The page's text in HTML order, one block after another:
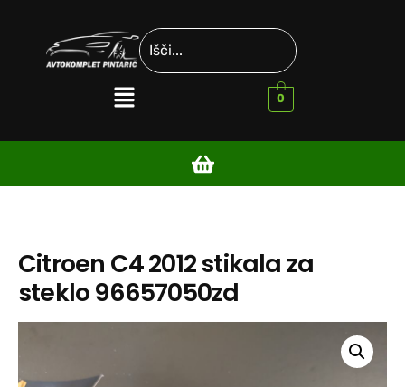
0
Citroen C4 2012 stikala za
steklo 96657050zd